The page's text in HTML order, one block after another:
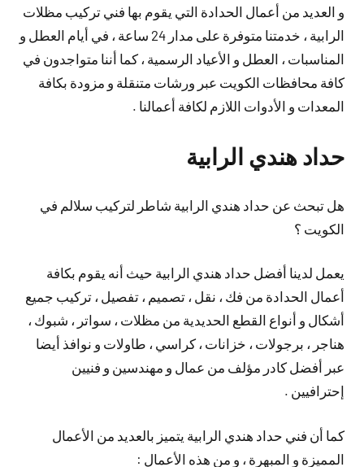
و العديد من أعمال الحدادة التي يقوم بها فني تركيب مظلات
الرابية ، خدمتنا متوفرة على مدار 24 ساعة ، في أيام العطل و
المناسبات ، العطل و الأعياد الرسمية ، كما أننا متواجدون في
كافة محافظات الكويت عبر ورشات متنقلة و مزودة بكافة
المعدات و الأدوات اللازم لكافة أعمالنا .
حداد هندي الرابية
هل تبحث عن حداد هندي الرابية شاطر لتركيب سلالم في
الكويت ؟
يعمل لدينا أفضل حداد هندي الرابية حيث أنه يقوم بكافة
أعمال الحدادة من فك ، نقل ، تصميم ، تفصيل ، تركيب جميع
أشكال و أنواع القطع الحديدية من مظلات ، سواتر ، شبوك ،
هناجر ، برجولات ، خزانات ، كراسي ، طاولات و نوافذ أيضا
عبر أفضل كادر مؤلف من عمال و مهندسين و فنيين
إحترافيين .
كما أن فني حداد هندي الرابية يتميز بالعديد من الأعمال
المميزة و المبهرة ، و من هذه الأعمال :